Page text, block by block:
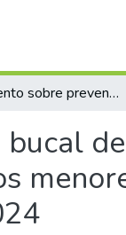
Conocimiento sobre prevención en salud bucal de las madres y experiencia de caries que poseen sus hijos menores de 5 años en el Centro de Salud la Revolución Juliaca 2024